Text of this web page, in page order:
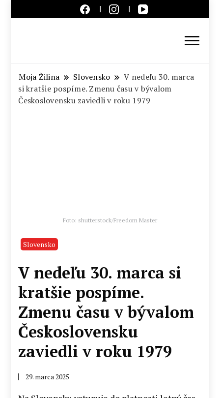
Slovensko
Moja Žilina Slovensko
V nedeľu 30. marca
si kratšie pospíme. Zmenu času v bývalom
Československu zaviedli v roku 1979
Foto: shutterstock/Freedom Master
Slovensko
V nedeľu 30. marca si
kratšie pospíme.
Zmenu času v bývalom
Československu
zaviedli v roku 1979
29. marca 2025